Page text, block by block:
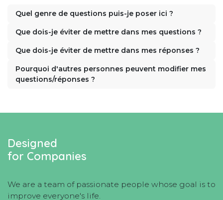
Quel genre de questions puis-je poser ici ?
Que dois-je éviter de mettre dans mes questions ?
Que dois-je éviter de mettre dans mes réponses ?
Pourquoi d'autres personnes peuvent modifier mes
questions/réponses ?
Designed
for Companies
We are a team of passionate people whose goal is to
improve everyone's life.